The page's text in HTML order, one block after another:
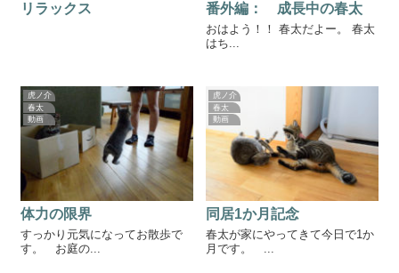
リラックス 番外編： 成長中の春太
おはよう！！ 春太だよー。 春太
はち...
虎ノ介
春太
動画
体力の限界
すっかり元気になってお散歩で
す。 お庭の...
虎ノ介
春太
動画
同居1か月記念
春太が家にやってきて今日で1か
月です。 ...